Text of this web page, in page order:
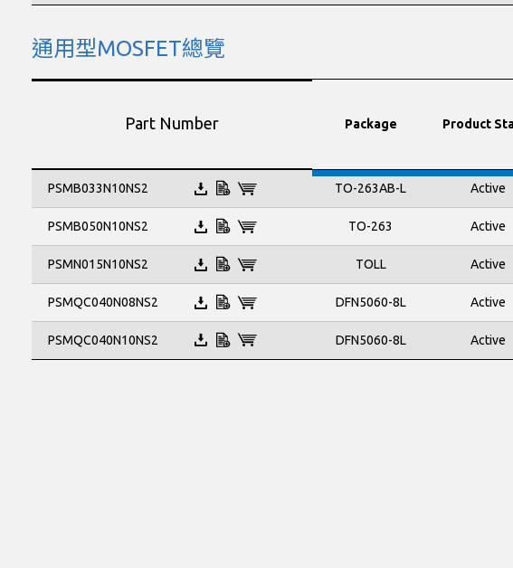
通用型MOSFET總覽
Part Number
PSMB033N10NS2
PSMB050N10NS2
PSMN015N10NS2
PSMQC040N08NS2
PSMQC040N10NS2
Package Product
TO-263AB-L Active
TO-263 Active
TOLL Active
DFN5060-8L Active
DFN5060-8L Active